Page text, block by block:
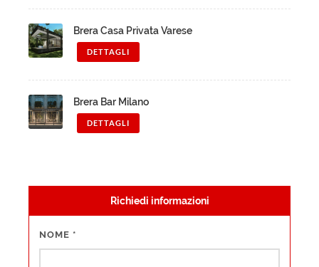
Brera Casa Privata Varese
DETTAGLI
Brera Bar Milano
DETTAGLI
Richiedi informazioni
NOME *